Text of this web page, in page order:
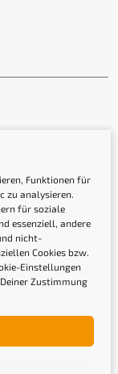
Funktionen für
zu analysieren.
für soziale
essenziell, andere
nicht-
Cookies bzw.
Einstellungen
Zustimmung